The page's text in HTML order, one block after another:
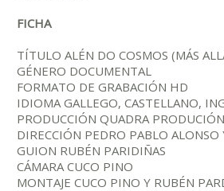
FICHA
TÍTULO ALÉN DO COSMOS (MÁS
GÉNERO DOCUMENTAL
FORMATO DE GRABACIÓN HD
IDIOMA GALLEGO, CASTELLANO,
PRODUCCIÓN QUADRA
DIRECCIÓN PEDRO PABLO ALONSO
GUION RUBÉN PARIDIÑAS
CÁMARA CUCO PINO
MONTAJE CUCO PINO Y RUBÉN